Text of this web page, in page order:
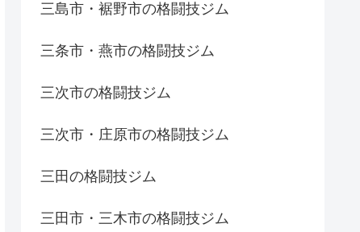
三島市・裾野市の格闘技ジム
三条市・燕市の格闘技ジム
三次市の格闘技ジム
三次市・庄原市の格闘技ジム
三田の格闘技ジム
三田市・三木市の格闘技ジム